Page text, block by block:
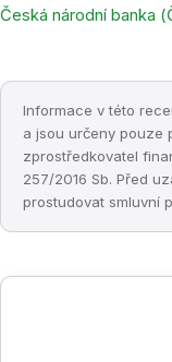
Česká národní banka
Informace v této
a jsou určeny pouze
zprostředkovatel
257/2016 Sb. Před
prostudovat smluvní